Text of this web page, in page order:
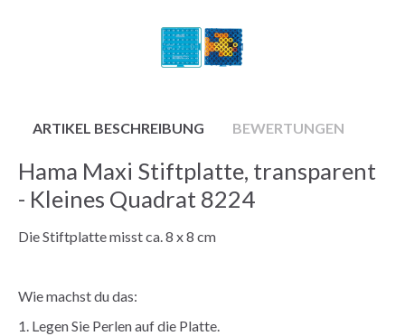
ARTIKEL BESCHREIBUNG BEWERTUNGEN
Hama Maxi Stiftplatte, transparent
- Kleines Quadrat 8224
Die Stiftplatte misst ca. 8 x 8 cm
Wie machst du das:
1. Legen Sie Perlen auf die Platte.